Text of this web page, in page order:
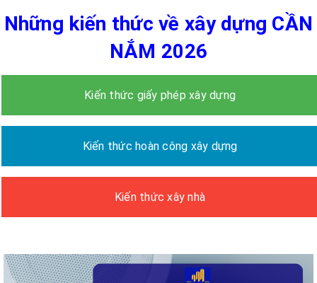
Những kiến thức về xây dựng CẦN
NẮM 2026
Kiến thức giấy phép xây dựng
Kiến thức hoàn công xây dựng
Kiến thức xây nhà